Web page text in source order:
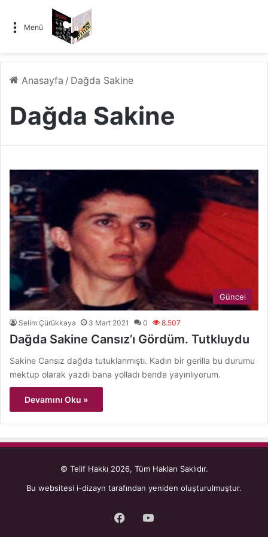
Menü
Anasayfa / Dağda Sakine
Dağda Sakine
Güncel
Selim Çürükkaya 3 Mart 2021 0 8.507
Dağda Sakine Cansız’ı Gördüm. Tutkluydu
Sakine Cansız dağda tutuklanmıştı. Kadın bir gerilla bu durumu
mektup olarak yazdı bana yolladı bende yayınlıyorum.
Devamını Oku »
© Telif Hakkı 2026, Tüm Hakları Saklıdır.
Bu websitesi i-dizayn tarafından yeniden oluşturulmuştur.
Facebook